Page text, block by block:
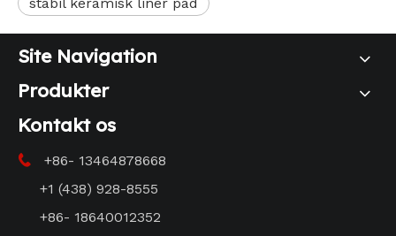
Site Navigation
Produkter
Kontakt os

+86- 13464878668
+1 (438) 928-8555
+86- 18640012352